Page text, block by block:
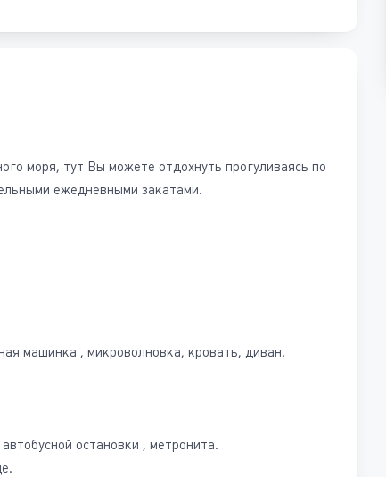
моря, тут Вы можете отдохнуть прогуливаясь по
ежедневными закатами.
машинка , микроволновка, кровать, диван.
остановки , метронита.